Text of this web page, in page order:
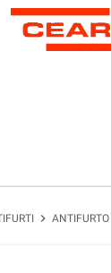
chevron_right